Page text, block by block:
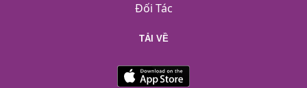
Đối Tác
TẢI VỀ